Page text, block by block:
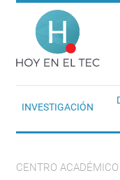
INVESTIGACIÓN
CENTRO